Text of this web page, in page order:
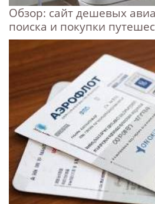
Обзор: сайт дешевых
поиска и покупки